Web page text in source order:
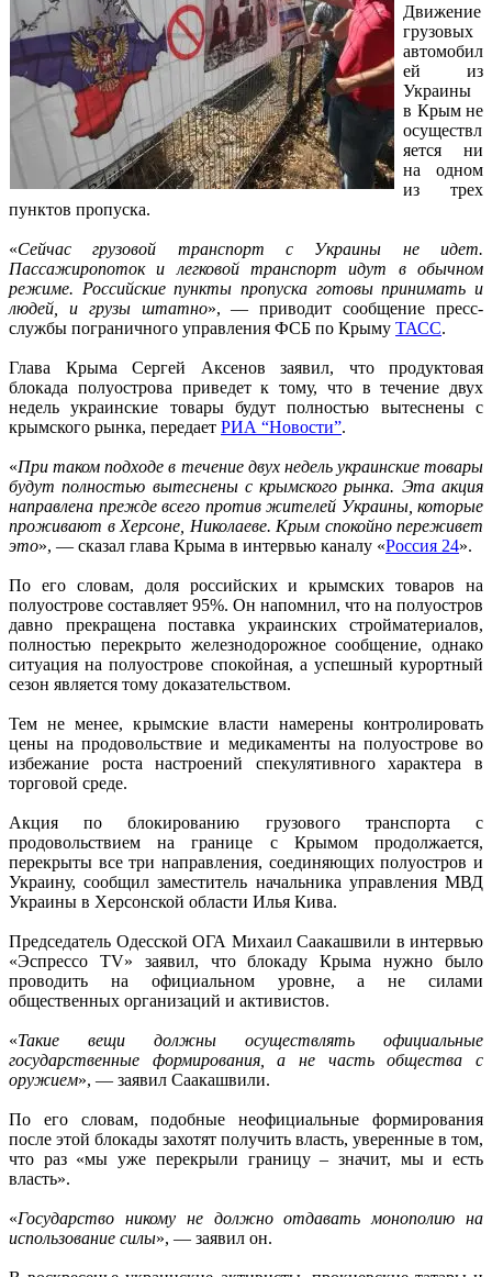
Движение
грузовых
автомобил
ей из
Украины
в Крым не
осуществл
яется ни
на одном
из трех
пунктов пропуска.
«Сейчас грузовой транспорт с Украины не идет.
Пассажиропоток и легковой транспорт идут в обычном
режиме. Российские пункты пропуска готовы принимать и
людей, и грузы штатно», — приводит сообщение пресс-
службы пограничного управления ФСБ по Крыму ТАСС.
Глава Крыма Сергей Аксенов заявил, что продуктовая
блокада полуострова приведет к тому, что в течение двух
недель украинские товары будут полностью вытеснены с
крымского рынка, передает РИА “Новости”.
«При таком подходе в течение двух недель украинские товары
будут полностью вытеснены с крымского рынка. Эта акция
направлена прежде всего против жителей Украины, которые
проживают в Херсоне, Николаеве. Крым спокойно переживет
это», — сказал глава Крыма в интервью каналу «Россия 24».
По его словам, доля российских и крымских товаров на
полуострове составляет 95%. Он напомнил, что на полуостров
давно прекращена поставка украинских стройматериалов,
полностью перекрыто железнодорожное сообщение, однако
ситуация на полуострове спокойная, а успешный курортный
сезон является тому доказательством.
Тем не менее, крымские власти намерены контролировать
цены на продовольствие и медикаменты на полуострове во
избежание роста настроений спекулятивного характера в
торговой среде.
Акция по блокированию грузового транспорта с
продовольствием на границе с Крымом продолжается,
перекрыты все три направления, соединяющих полуостров и
Украину, сообщил заместитель начальника управления МВД
Украины в Херсонской области Илья Кива.
Председатель Одесской ОГА Михаил Саакашвили в интервью
«Эспрессо TV» заявил, что блокаду Крыма нужно было
проводить на официальном уровне, а не силами
общественных организаций и активистов.
«Такие вещи должны осуществлять официальные
государственные формирования, а не часть общества с
оружием», — заявил Саакашвили.
По его словам, подобные неофициальные формирования
после этой блокады захотят получить власть, уверенные в том,
что раз «мы уже перекрыли границу – значит, мы и есть
власть».
«Государство никому не должно отдавать монополию на
использование силы», — заявил он.